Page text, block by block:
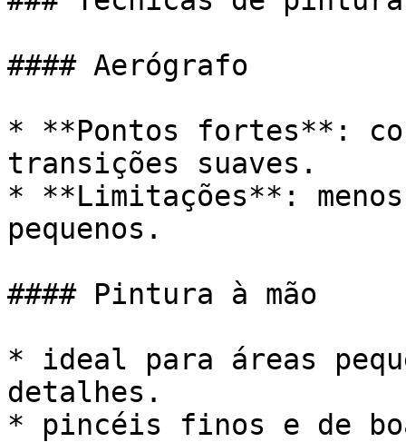
#### Aerógrafo
* **Pontos fortes**:
transições suaves.
* **Limitações**:
pequenos.
#### Pintura à mão
* ideal para áreas
detalhes.
* pincéis finos e de